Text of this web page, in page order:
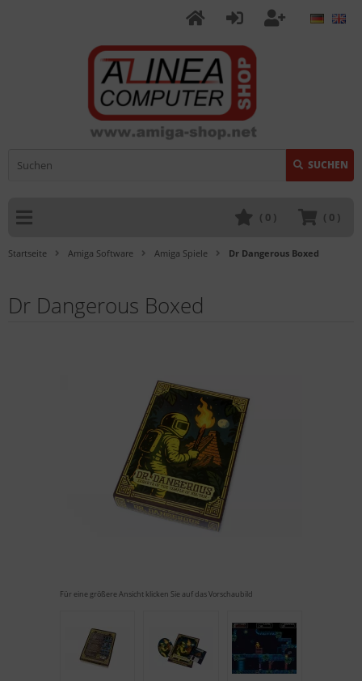
SUCHEN
( 0 )
( 0 )
Startseite Amiga Software Amiga Spiele Dr Dangerous Boxed
Dr Dangerous Boxed
Für eine größere Ansicht klicken Sie auf das Vorschaubild